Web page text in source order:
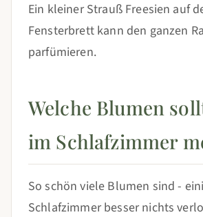
Ein kleiner Strauß Freesien auf
Fensterbrett kann den ganzen
parfümieren.
Welche Blumen
im Schlafzimmer
So schön viele Blumen sind -
Schlafzimmer besser nichts